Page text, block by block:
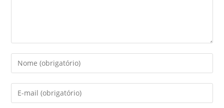
Digite
seu
nome
ou
Digite
seu